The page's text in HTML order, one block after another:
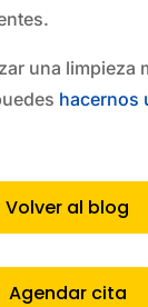
una limpieza
hacernos
Volver al blog
Agendar cita